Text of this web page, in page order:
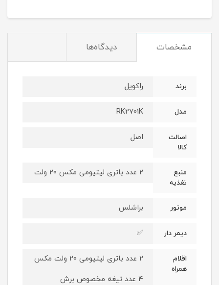
مشخصات دیدگاه‌ها
برند راکویل
مدل RK2701K
اصالت
کالا
اصل
منبع
تغذیه
2 عدد باتری لیتیومی مکس 20 ولت
موتور براشلس
دیمر دار ✅
اقلام
همراه
2 عدد باتری لیتیومی 20 ولت مکس
4 عدد تیغه مخصوص برش